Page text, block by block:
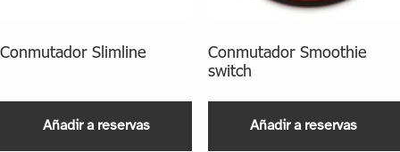
Conmutador Slimline
Añadir a reservas
Conmutador Smoothie
switch
Añadir a reservas